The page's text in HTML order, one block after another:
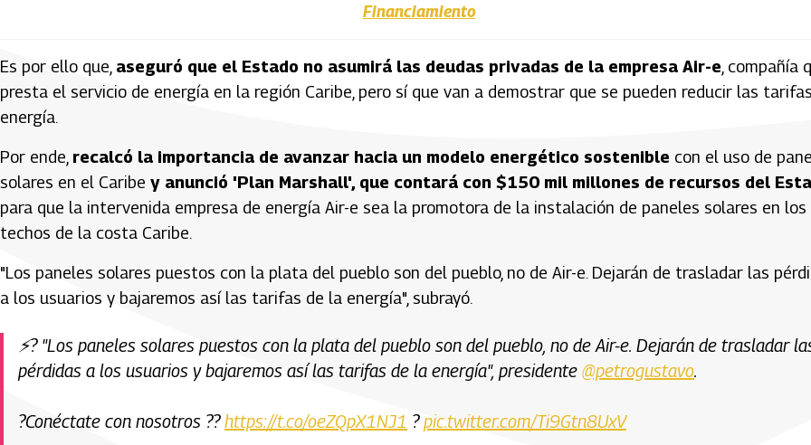
Financiamiento
Es por ello que, aseguró que el Estado no asumirá las deudas privadas de la empresa Air-e , compañía
presta el servicio de energía en la región Caribe, pero sí que van a demostrar que se pueden reducir las
energía.
Por ende, recalcó la importancia de avanzar hacia un modelo energético sostenible con el uso de
solares en el Caribe y anunció 'Plan Marshall', que contará con $150 mil millones de recursos del
para que la intervenida empresa de energía Air-e sea la promotora de la instalación de paneles solares en los
techos de la costa Caribe.
"Los paneles solares puestos con la plata del pueblo son del pueblo, no de Air-e. Dejarán de trasladar las
a los usuarios y bajaremos así las tarifas de la energía", subrayó.
⚡? "Los paneles solares puestos con la plata del pueblo son del pueblo, no de Air-e. Dejarán de trasladar
pérdidas a los usuarios y bajaremos así las tarifas de la energía", presidente @petrogustavo.
?Conéctate con nosotros ??https://t.co/oeZQpX1NJ1 ?pic.twitter.com/Ti9Gtn8UxV